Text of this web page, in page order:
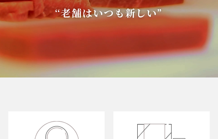
“老舗はいつも新しい”